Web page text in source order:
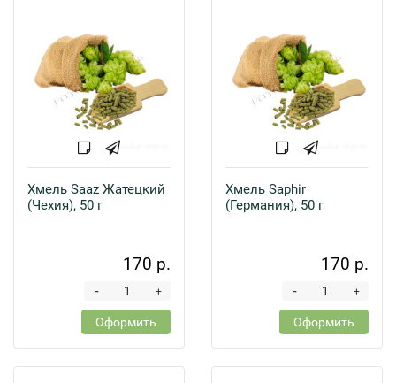
Хмель Saaz Жатецкий
(Чехия), 50 г
170 р.
+
-
Оформить
Хмель Saphir
(Германия), 50 г
170 р.
+
-
Оформить